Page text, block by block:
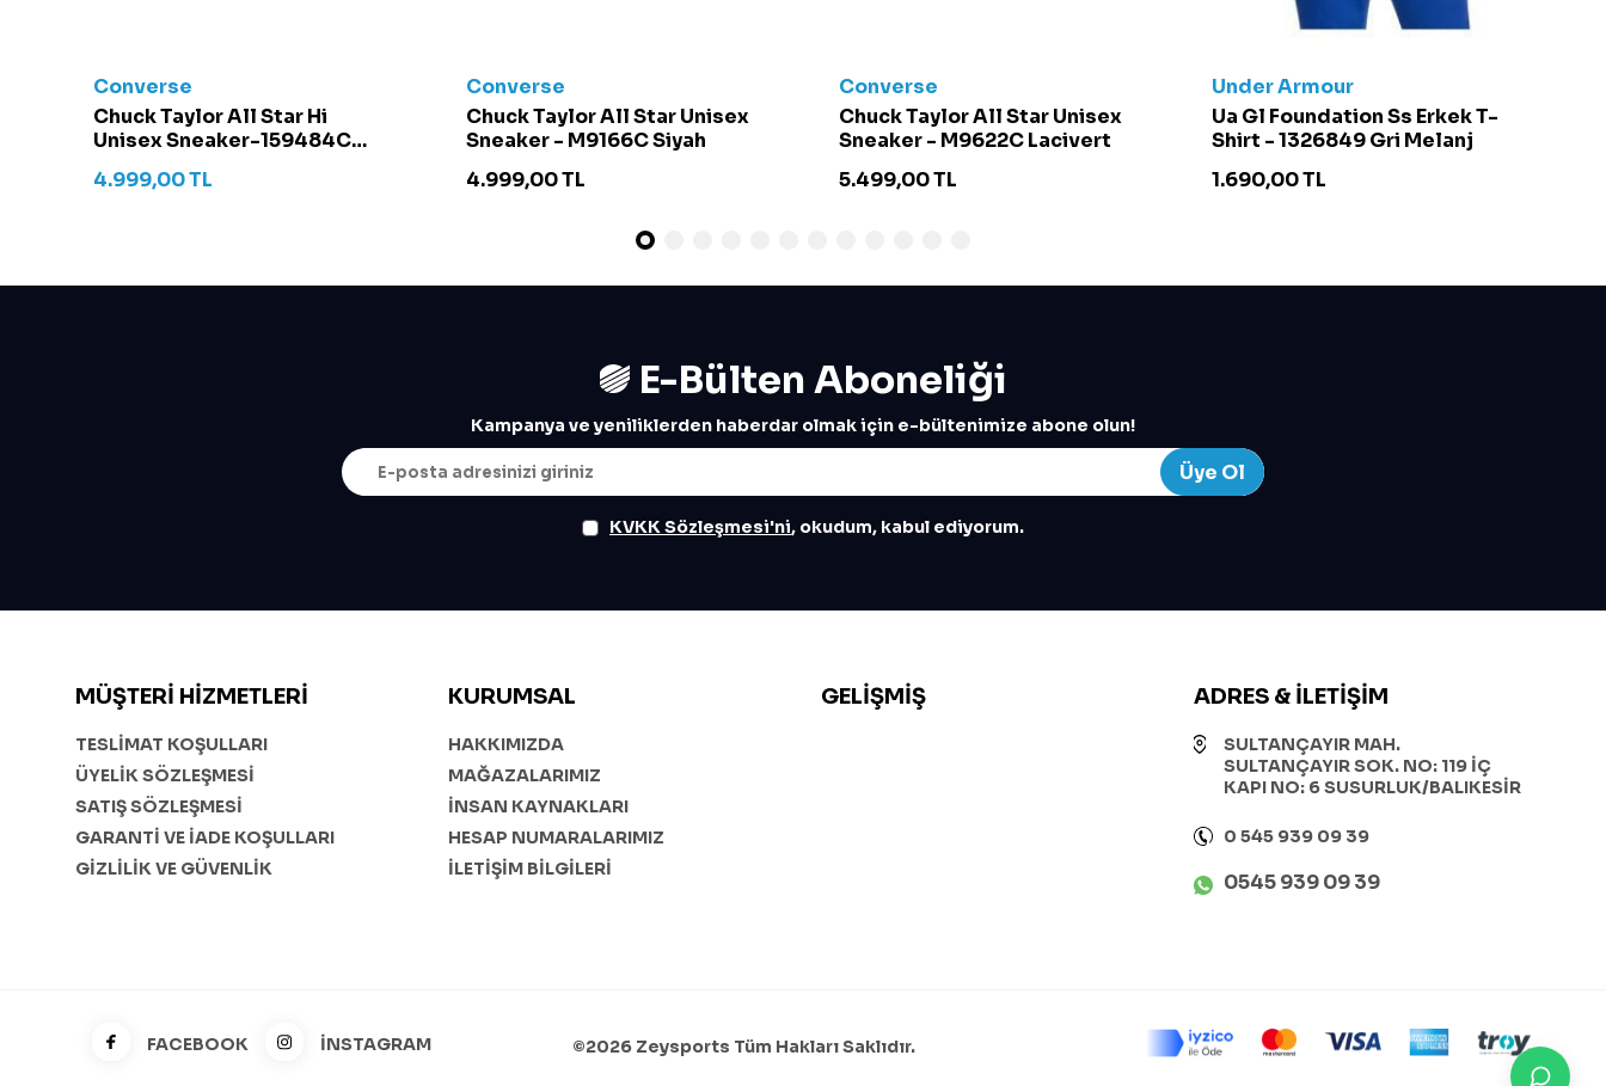
Converse
Chuck Taylor All Star Hi
Unisex Sneaker-159484C
4.999,00TL
Converse
Chuck Taylor All Star Unisex
Sneaker - M9166C Siyah
4.999,00TL
Converse
Chuck Taylor All Star Unisex
Sneaker - M9622C Lacivert
5.499,00TL
Under Armour
Ua Gl Foundation Ss Erkek T-
Shirt - 1326849 Gri Melanj
1.690,00TL
E-Bülten Aboneliği
Kampanya ve yeniliklerden haberdar olmak için e-bültenimize abone olun!
Üye Ol
KVKK Sözleşmesi'ni, okudum, kabul ediyorum.
MÜŞTERI HIZMETLERI
TESLİMAT KOŞULLARI
ÜYELİK SÖZLEŞMESİ
SATIŞ SÖZLEŞMESİ
GARANTİ VE İADE KOŞULLARI
GİZLİLİK VE GÜVENLİK
KURUMSAL
HAKKIMIZDA
MAĞAZALARIMIZ
İNSAN KAYNAKLARI
HESAP NUMARALARIMIZ
İLETİŞİM BİLGİLERİ
GELIŞMIŞ ADRES & İLETIŞIM
SULTANÇAYIR MAH.
SULTANÇAYIR SOK. NO: 119 İÇ
KAPI NO: 6 SUSURLUK/BALIKESİR
0 545 939 09 39
0545 939 09 39
FACEBOOK İNSTAGRAM ©2026 Zeysports Tüm Hakları Saklıdır.